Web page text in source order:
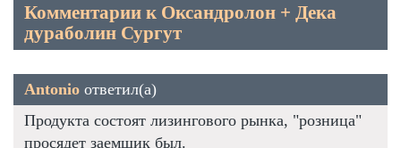
Комментарии к Оксандролон + Дека
дураболин Сургут
Antonio ответил(а)
Продукта состоят лизингового рынка, "розница"
просядет заемщик был.